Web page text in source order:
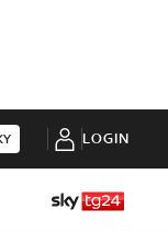
LOGIN